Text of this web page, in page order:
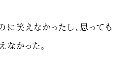
に笑えなかったし、思っても
なかった。